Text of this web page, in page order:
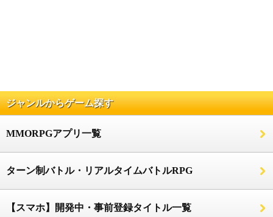
ジャンルからゲーム探す
MMORPGアプリ一覧
ターン制バトル・リアルタイムバトルRPG
【スマホ】開発中・事前登録タイトル一覧